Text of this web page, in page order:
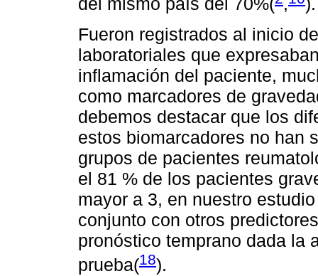
Fueron registrados al inicio
laboratoriales que
inflamación del paciente,
como marcadores de
debemos destacar que los
estos biomarcadores no han
grupos de pacientes
el 81 % de los pacientes
mayor a 3, en nuestro
conjunto con otros
pronóstico temprano dada la
prueba(18).